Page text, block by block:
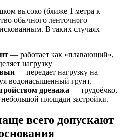
высоко (ближе 1 метра к
обычного ленточного
В таких случаях
— работает как «плавающий»,
нагрузку.
— передаёт нагрузку на
водонасыщенный грунт.
дренажа — трудоёмко,
площади застройки.
всего допускают